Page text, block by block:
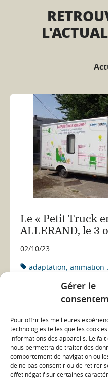
Gérer le
Pour offrir les meilleures
technologies telles que les
informations des appareils. Le
nous permettra de traiter des
comportement de navigation ou
de ne pas consentir ou de retirer
effet négatif sur certaines
Le « Petit Truck
ALLERAND, le 3
02/10/23
adaptation animation
REJOIGNEZ NOTRE